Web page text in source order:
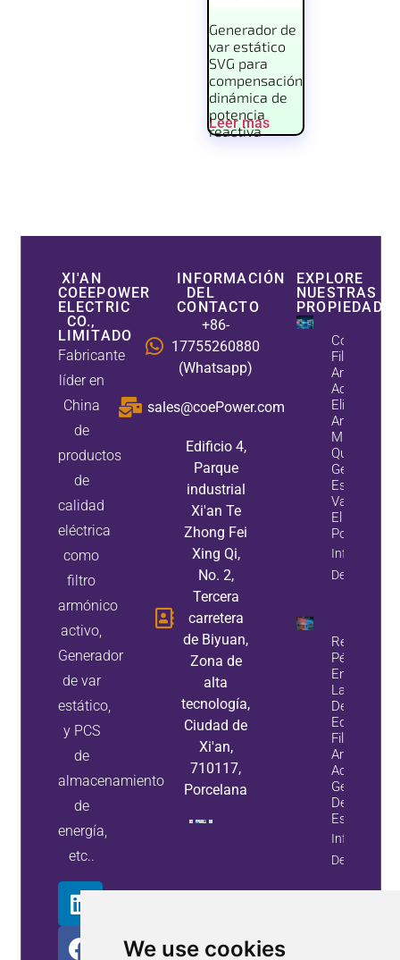
We use cookies
Generador de
var estático
SVG para
compensación
dinámica de
potencia
reactiva
Leer más
XI'AN
COEEPOWER
ELECTRIC
CO.,
LIMITADO
Fabricante
líder en
China
de
productos
de
calidad
eléctrica
como
filtro
armónico
activo,
Generador
de var
estático,
y PCS
de
almacenamiento
de
energía,
etc..
INFORMACIÓN
DEL
CONTACTO
+86-
17755260880
(Whatsapp)
sales@coePower.com
Edificio 4,
Parque
industrial
Xi'an Te
Zhong Fei
Xing Qi,
No. 2,
Tercera
carretera
de Biyuan,
Zona de
alta
tecnología,
Ciudad de
Xi'an,
710117,
Porcelana
EXPLORE
NUESTRAS
Cómo Los
Filtros De
Armónicos
Activos
Eliminan
Armónicos
Mientras
Que Los
Estáticos
Var
El Factor
Potencia
Información
De
Reduzca La
Pérdida De
Energía Y
Las Fallas
De Los
Equipos
Filtros De
Armónicos
Activos Y
De Var
Estáticos
Información
De